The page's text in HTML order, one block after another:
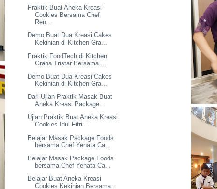
Praktik Buat Aneka Kreasi
Cookies Bersama Chef
Ren...
Demo Buat Dua Kreasi Cakes
Kekinian di Kitchen Gra...
Praktik FoodTech di Kitchen
Graha Tristar Bersama ...
Demo Buat Dua Kreasi Cakes
Kekinian di Kitchen Gra...
Dari Ujian Praktik Masak Buat
Aneka Kreasi Package...
Ujian Praktik Buat Aneka Kreasi
Cookies Idul Fitri...
Belajar Masak Package Foods
bersama Chef Yenata Ca...
Belajar Masak Package Foods
bersama Chef Yenata Ca...
Belajar Buat Aneka Kreasi
Cookies Kekinian Bersama...